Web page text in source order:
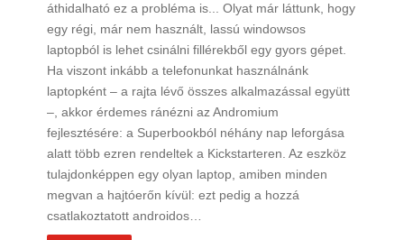
áthidalható ez a probléma is... Olyat már láttunk, hogy
egy régi, már nem használt, lassú windowsos
laptopból is lehet csinálni fillérekből egy gyors gépet.
Ha viszont inkább a telefonunkat használnánk
laptopként – a rajta lévő összes alkalmazással együtt
–, akkor érdemes ránézni az Andromium
fejlesztésére: a Superbookból néhány nap leforgása
alatt több ezren rendeltek a Kickstarteren. Az eszköz
tulajdonképpen egy olyan laptop, amiben minden
megvan a hajtóerőn kívül: ezt pedig a hozzá
csatlakoztatott androidos…